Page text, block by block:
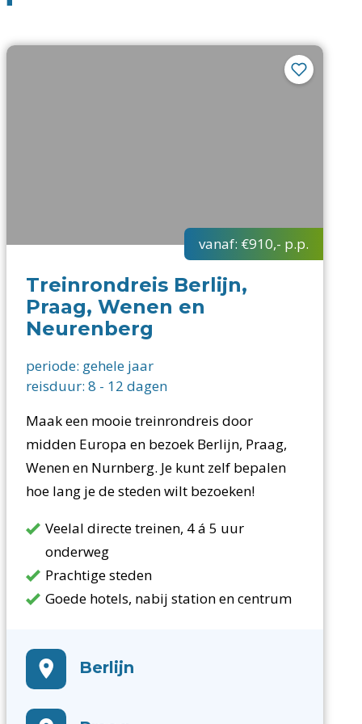
vanaf: €910,- p.p.
Treinrondreis Berlijn,
Praag, Wenen en
Neurenberg
periode: gehele jaar
reisduur: 8 - 12 dagen
Maak een mooie treinrondreis door
midden Europa en bezoek Berlijn, Praag,
Wenen en Nurnberg. Je kunt zelf bepalen
hoe lang je de steden wilt bezoeken!
Veelal directe treinen, 4 á 5 uur
onderweg
Prachtige steden
Goede hotels, nabij station en centrum
Berlijn